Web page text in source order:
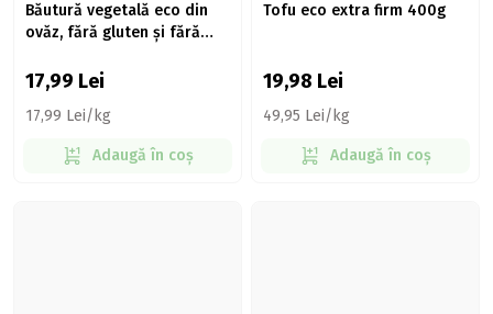
Băutură vegetală eco din
ovăz, fără gluten și fără
17,99 Lei
17,99 Lei/kg
Adaugă în coș
Tofu eco extra firm 400g
19,98 Lei
49,95 Lei/kg
Adaugă în coș